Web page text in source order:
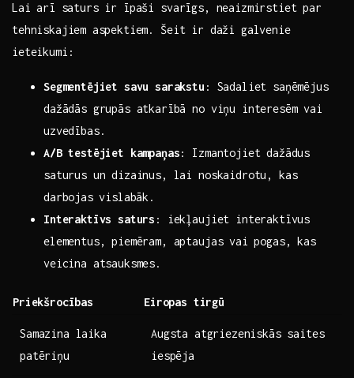
Lai⁢ arī saturs ir īpaši svarīgs, neaizmirstiet par
tehniskajiem ⁣aspektiem. Šeit‍ ir daži galvenie
ieteikumi:
Segmentējiet savu sarakstu : Sadaliet saņēmējus
dažādās grupās atkarībā no viņu ‍interesēm vai
uzvedības.
A/B ‌testējiet kampaņas: ‍Izmantojiet dažādus
saturus un dizainus, lai noskaidrotu, kas
darbojas⁢ vislabāk.
Interaktīvs saturs : iekļaujiet interaktīvus
‌elementus, piemēram, aptaujas⁤ vai‍ pogas, kas
veicina atsauksmes.
Priekšrocības Eiropas tirgū
Samazina laika
patēriņu
Augsta atgriezeniskās saites⁤
iespēja